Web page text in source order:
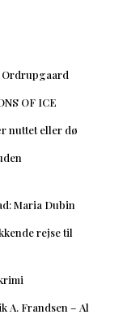
Ordrupgaard
OF ICE
nuttet eller dø
Maria Dubin
rejse til
A. Frandsen – Al